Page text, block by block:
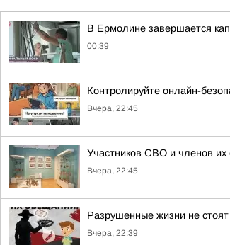
В Ермолине завершается
00:39
Контролируйте онлайн-
Вчера, 22:45
Участников СВО и членов их
Вчера, 22:45
Разрушенные жизни не
Вчера, 22:39